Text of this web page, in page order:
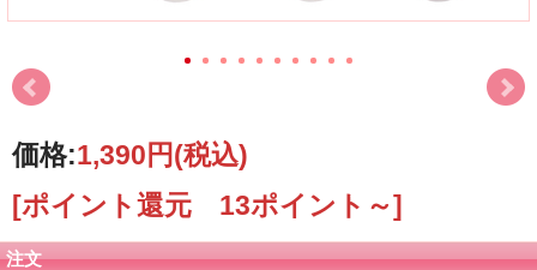
価格:1,390円(税込)
[ポイント還元 13ポイント～]
注文